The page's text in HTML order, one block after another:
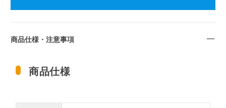
商品仕様・注意事項
商品仕様